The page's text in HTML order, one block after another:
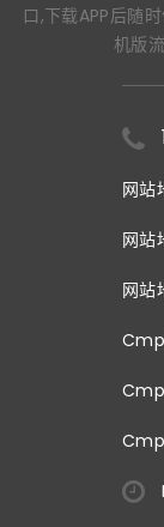
口,下载APP后随
机版
网站
网站
网站
Cmp
Cmp